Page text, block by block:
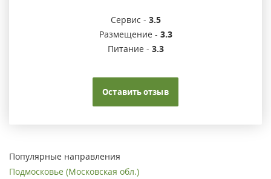
Сервис - 3.5
Размещение - 3.3
Питание - 3.3
Оставить отзыв
Популярные направления
Подмосковье (Московская обл.)